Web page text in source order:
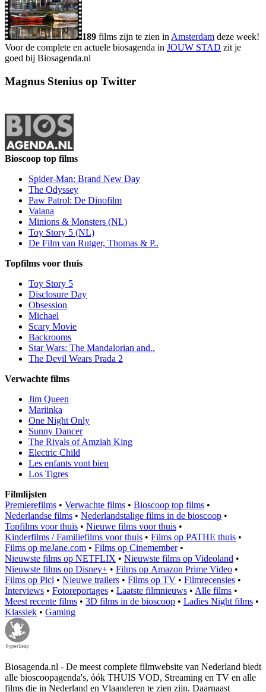
189 films zijn te zien in Amsterdam deze week!
Voor de complete en actuele biosagenda in JOUW STAD zit je
goed bij Biosagenda.nl
Magnus Stenius op Twitter
Bioscoop top films
Spider-Man: Brand New Day
The Odyssey
Paw Patrol: De Dinofilm
Vaiana
Minions & Monsters (NL)
Toy Story 5 (NL)
De Film van Rutger, Thomas & P..
Topfilms voor thuis
Toy Story 5
Disclosure Day
Obsession
Michael
Scary Movie
Backrooms
Star Wars: The Mandalorian and..
The Devil Wears Prada 2
Verwachte films
Jim Queen
Mariinka
One Night Only
Sunny Dancer
The Rivals of Amziah King
Electric Child
Les enfants vont bien
Los Tigres
Filmlijsten
Premierefilms • Verwachte films • Bioscoop top films •
Nederlandse films • Nederlandstalige films in de bioscoop •
Topfilms voor thuis • Nieuwe films voor thuis •
Kinderfilms / Familiefilms voor thuis • Films op PATHE thuis •
Films op meJane.com • Films op Cinemember•
Nieuwste films op NETFLIX • Nieuwste films op Videoland •
Nieuwste films op Disney+ • Films op Amazon Prime Video •
Films op Picl • Nieuwe trailers • Films op TV • Filmrecensies •
Interviews • Fotoreportages • Laatste filmnieuws • Alle films •
Meest recente films • 3D films in de bioscoop • Ladies Night films •
Klassiek • Gaming
Biosagenda.nl - De meest complete filmwebsite van Nederland biedt
alle bioscoopagenda's, óók THUIS VOD, Streaming en TV en alle
films die in Nederland en Vlaanderen te zien zijn. Daarnaast